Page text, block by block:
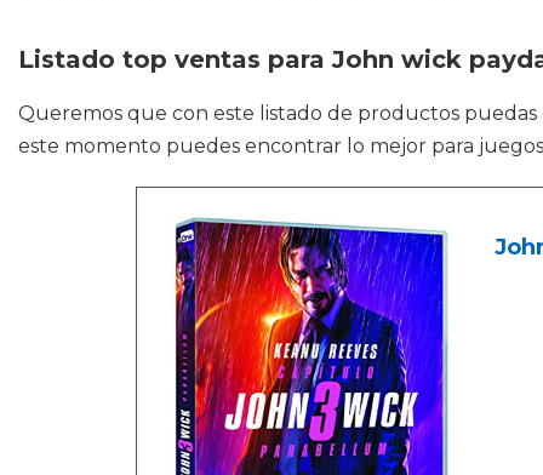
Listado top ventas para John wick
Queremos que con este listado de productos
este momento puedes encontrar lo mejor para